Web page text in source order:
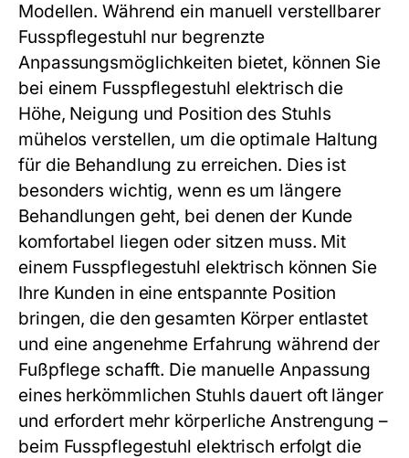
Modellen. Während ein manuell verstellbarer
Fusspflegestuhl nur begrenzte
Anpassungsmöglichkeiten bietet, können Sie
bei einem Fusspflegestuhl elektrisch die
Höhe, Neigung und Position des Stuhls
mühelos verstellen, um die optimale Haltung
für die Behandlung zu erreichen. Dies ist
besonders wichtig, wenn es um längere
Behandlungen geht, bei denen der Kunde
komfortabel liegen oder sitzen muss. Mit
einem Fusspflegestuhl elektrisch können Sie
Ihre Kunden in eine entspannte Position
bringen, die den gesamten Körper entlastet
und eine angenehme Erfahrung während der
Fußpflege schafft. Die manuelle Anpassung
eines herkömmlichen Stuhls dauert oft länger
und erfordert mehr körperliche Anstrengung –
beim Fusspflegestuhl elektrisch erfolgt die